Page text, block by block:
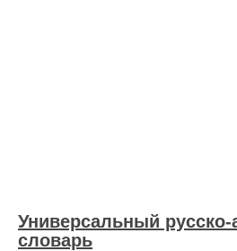
Универсальный русско-
словарь